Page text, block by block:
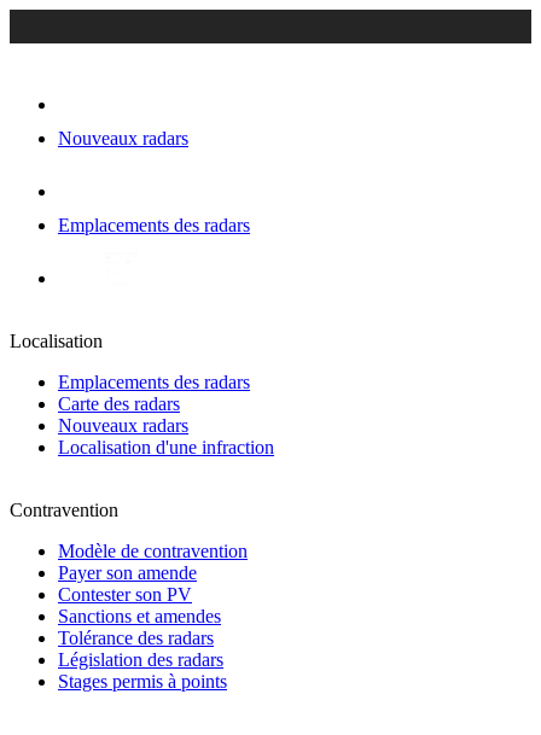
Nouveaux radars
Emplacements des radars
Localisation
Emplacements des radars
Carte des radars
Nouveaux radars
Localisation d'une infraction
Contravention
Modèle de contravention
Payer son amende
Contester son PV
Sanctions et amendes
Tolérance des radars
Législation des radars
Stages permis à points